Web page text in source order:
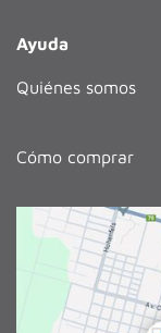
Ayuda
Quiénes somos
Cómo comprar